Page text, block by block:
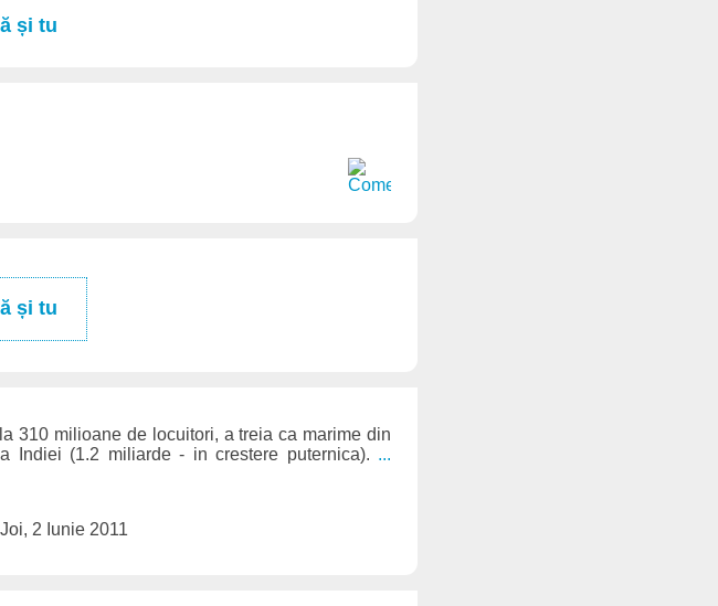
și tu
și tu
310 milioane de locuitori, a treia ca marime din
Indiei (1.2 miliarde - in crestere puternica). ...
Joi, 2 Iunie 2011